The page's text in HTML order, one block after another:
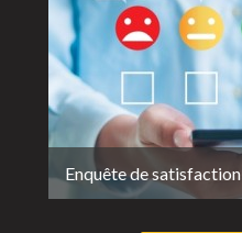
Enquête de satisfaction